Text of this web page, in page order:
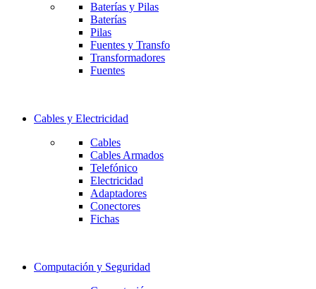
Baterías y Pilas
Baterías
Pilas
Fuentes y Transfo
Transformadores
Fuentes
Cables y Electricidad
Cables
Cables Armados
Telefónico
Electricidad
Adaptadores
Conectores
Fichas
Computación y Seguridad